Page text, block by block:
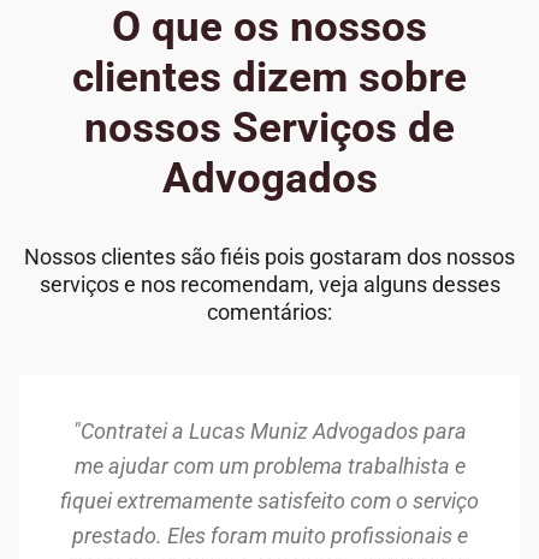
O que os nossos
clientes dizem sobre
nossos Serviços de
Advogados
Nossos clientes são fiéis pois gostaram dos nossos
serviços e nos recomendam, veja alguns desses
comentários:
"Contratei a Lucas Muniz Advogados para
me ajudar com um problema trabalhista e
fiquei extremamente satisfeito com o serviço
prestado. Eles foram muito profissionais e